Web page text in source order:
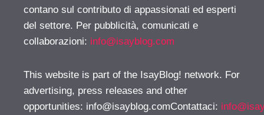
contano sul contributo di appassionati ed esperti
del settore. Per pubblicità, comunicati e
collaborazioni: info@isayblog.com
This website is part of the IsayBlog! network. For
advertising, press releases and other
opportunities: info@isayblog.comContattaci: